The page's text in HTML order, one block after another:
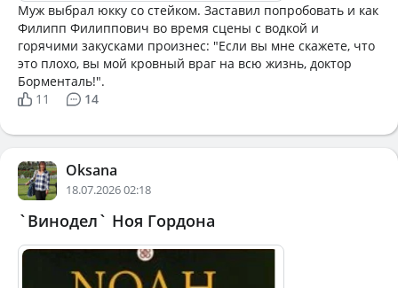
Муж выбрал юкку со стейком. Заставил попробовать и как
Филипп Филиппович во время сцены с водкой и
горячими закусками произнес: "Если вы мне скажете, что
это плохо, вы мой кровный враг на всю жизнь, доктор
Борменталь!".
11
14
Oksana
18.07.2026 02:18
`Винодел` Ноя Гордона